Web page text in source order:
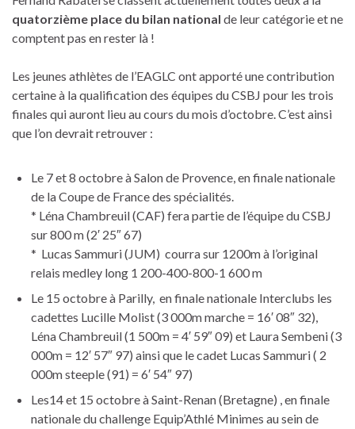
quatorzième place du bilan national de leur catégorie et ne
comptent pas en rester là !
Les jeunes athlètes de l’EAGLC ont apporté une contribution
certaine à la qualification des équipes du CSBJ pour les trois
finales qui auront lieu au cours du mois d’octobre. C’est ainsi
que l’on devrait retrouver :
Le 7 et 8 octobre à Salon de Provence, en finale nationale
de la Coupe de France des spécialités.
* Léna Chambreuil (CAF) fera partie de l’équipe du CSBJ
sur 800 m (2′ 25″ 67)
* Lucas Sammuri (JUM) courra sur 1200m à l’original
relais medley long 1 200-400-800-1 600 m
Le 15 octobre à Parilly, en finale nationale Interclubs les
cadettes Lucille Molist (3 000m marche = 16′ 08″ 32),
Léna Chambreuil (1 500m = 4′ 59″ 09) et Laura Sembeni (3
000m = 12′ 57″ 97) ainsi que le cadet Lucas Sammuri ( 2
000m steeple (91) = 6′ 54″ 97)
Les14 et 15 octobre à Saint-Renan (Bretagne) , en finale
nationale du challenge Equip’Athlé Minimes au sein de